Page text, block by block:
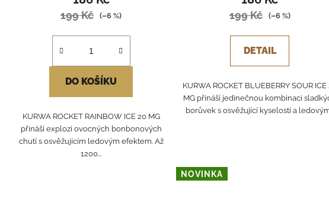
199 Kč (–6 %)
DO KOŠÍKU
KURWA ROCKET RAINBOW ICE 20 MG
přináší explozi ovocných bonbonových
chutí s osvěžujícím ledovým efektem. Až
1200...
199 Kč (–6 %)
DETAIL
KURWA ROCKET BLUEBERRY SOUR ICE
MG přináší jedinečnou kombinaci
borůvek s osvěžující kyselostí a
NOVINKA